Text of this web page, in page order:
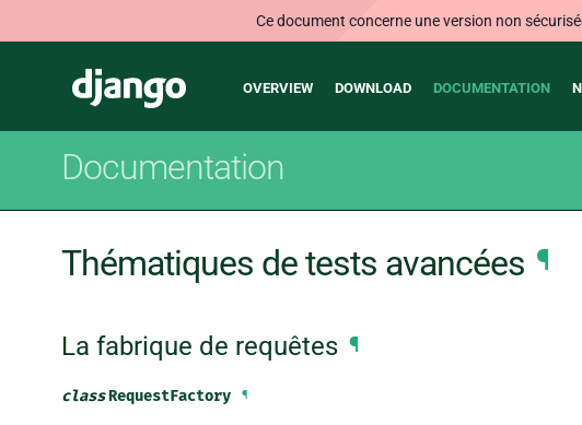
Ce document concerne une version non
Django
Main
OVERVIEW DOWNLOAD DOCUMENTATION
Documentation
Thématiques de tests avancées ¶
La fabrique de requêtes ¶
classRequestFactory ¶